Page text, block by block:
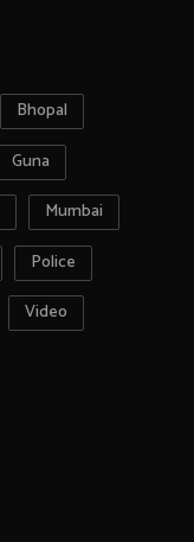
Bhopal
Guna
Mumbai
Police
Video